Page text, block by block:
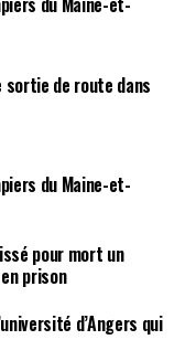
sortie de route dans
du Maine-et-
pour mort un
prison
d’Angers qui